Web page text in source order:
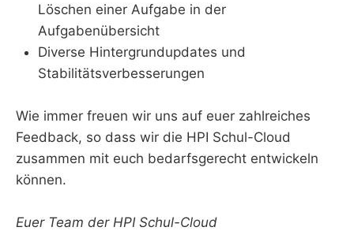
Löschen einer Aufgabe in der
Aufgabenübersicht
Diverse Hintergrundupdates und
Stabilitätsverbesserungen
Wie immer freuen wir uns auf euer zahlreiches
Feedback, so dass wir die HPI Schul-Cloud
zusammen mit euch bedarfsgerecht entwickeln
können.
Euer Team der HPI Schul-Cloud